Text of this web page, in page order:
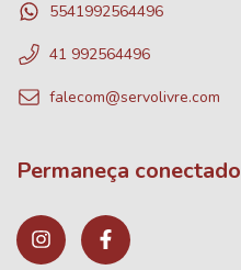
5541992564496
41 992564496
falecom@servolivre.com
Permaneça conectado